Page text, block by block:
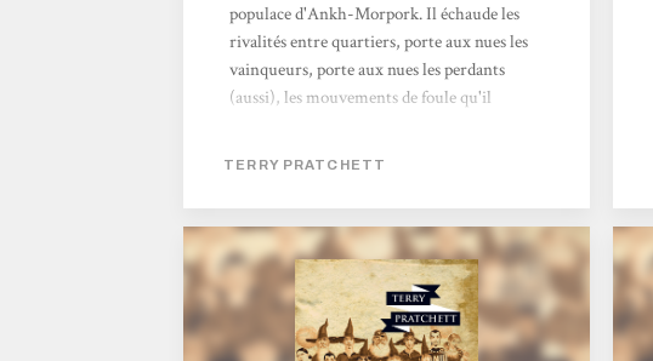
populace d'Ankh-Morpork. Il échaude les
rivalités entre quartiers, porte aux nues les
vainqueurs, porte aux nues les perdants
(aussi), les mouvements de foule qu'il
trolls, le Guet ne s'en approche pas trop... La
seule règle reconnue et suivie unanimement
par les joueurs est de taper dans une boite de
conserve pour qu'elle franchisse les
montants de ce qui est communément appelé
un but. Le fouteballe vit dans les rues de
TERRY PRATCHETT